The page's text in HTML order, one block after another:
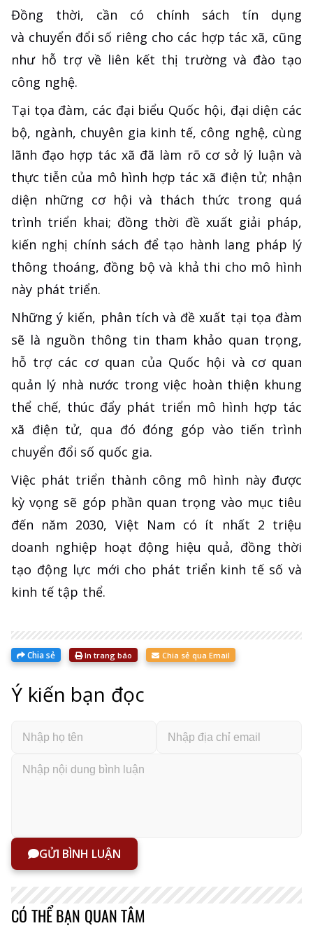
Đồng thời, cần có chính sách tín dụng
và chuyển đổi số riêng cho các hợp tác xã, cũng
như hỗ trợ về liên kết thị trường và đào tạo
công nghệ.
Tại tọa đàm, các đại biểu Quốc hội, đại diện các
bộ, ngành, chuyên gia kinh tế, công nghệ, cùng
lãnh đạo hợp tác xã đã làm rõ cơ sở lý luận và
thực tiễn của mô hình hợp tác xã điện tử; nhận
diện những cơ hội và thách thức trong quá
trình triển khai; đồng thời đề xuất giải pháp,
kiến nghị chính sách để tạo hành lang pháp lý
thông thoáng, đồng bộ và khả thi cho mô hình
này phát triển.
Những ý kiến, phân tích và đề xuất tại tọa đàm
sẽ là nguồn thông tin tham khảo quan trọng,
hỗ trợ các cơ quan của Quốc hội và cơ quan
quản lý nhà nước trong việc hoàn thiện khung
thể chế, thúc đẩy phát triển mô hình hợp tác
xã điện tử, qua đó đóng góp vào tiến trình
chuyển đổi số quốc gia.
Việc phát triển thành công mô hình này được
kỳ vọng sẽ góp phần quan trọng vào mục tiêu
đến năm 2030, Việt Nam có ít nhất 2 triệu
doanh nghiệp hoạt động hiệu quả, đồng thời
tạo động lực mới cho phát triển kinh tế số và
kinh tế tập thể.
Chia sẻ In trang báo Chia sẻ qua Email
Ý kiến bạn đọc
GỬI BÌNH LUẬN
CÓ THỂ BẠN QUAN TÂM